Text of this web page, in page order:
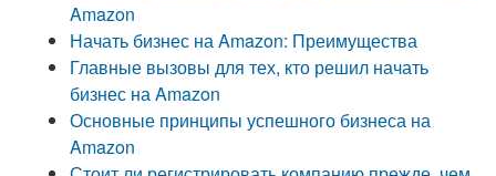
Amazon
Начать бизнес на Amazon: Преимущества
Главные вызовы для тех, кто решил начать
бизнес на Amazon
Основные принципы успешного бизнеса на
Amazon